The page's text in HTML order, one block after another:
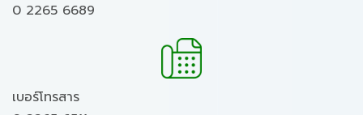
0 2265 6689
เบอร์โทรสาร